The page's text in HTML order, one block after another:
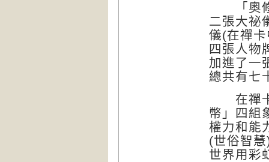
「奧修
二張大祕
儀(在禪
四張人物
加進了一
總共有七
在禪卡
幣」四組
權力和能
(世俗智
世界用彩